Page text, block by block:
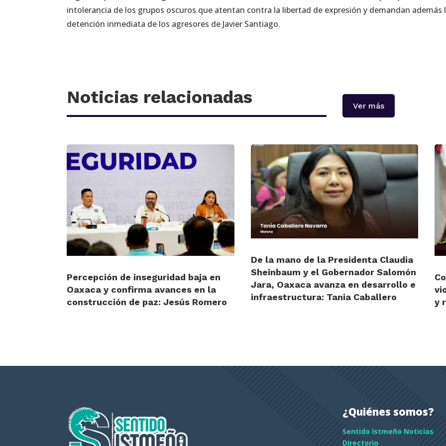
intolerancia de los grupos oscuros que atentan contra la libertad de expresión y demandan además
detención inmediata de los agresores de Javier Santiago.
Noticias relacionadas Ver más
Percepción de inseguridad baja en
Oaxaca y confirma avances en la
construcción de paz: Jesús Romero
De la mano de la Presidenta Claudia
Sheinbaum y el Gobernador Salomón
Jara, Oaxaca avanza en desarrollo e
infraestructura: Tania Caballero
y
¿Quiénes somos?
Sentido Istmeño Noticias
Directorio